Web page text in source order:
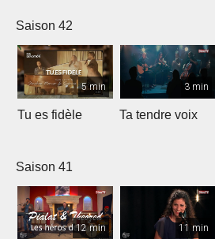
Saison 42
5 min
Tu es fidèle
3 min
Ta tendre voix
Saison 41
12 min 11 min